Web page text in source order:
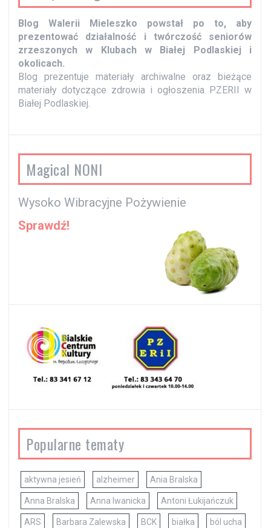
Blog Walerii Mieleszko powstał po to, aby
prezentować działalność i twórczość seniorów
zrzeszonych w Klubach w Białej Podlaskiej i
okolicach.
Blog prezentuje materiały archiwalne oraz bieżące
materiały dotyczące zdrowia i ogłoszenia PZERII w
Białej Podlaskiej.
Magical NONI
Wysoko Wibracyjne Pożywienie
Sprawdź!
Popularne tematy
aktywna jesień alzheimer Ania Bralska
Anna Bralska Anna Iwanicka Antoni Łukijańczuk
ARS Barbara Zalewska BCK białka ból ucha